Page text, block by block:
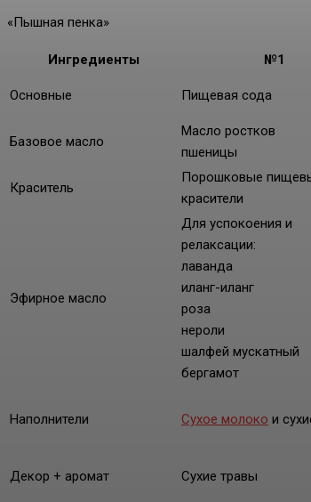
«Пышная пенка»
Ингредиенты №1
Основные Пищевая сода
Базовое масло
Масло ростков
пшеницы
Краситель
Порошковые
красители
Эфирное масло
Для успокоения и
релаксации:
лаванда
иланг-иланг
роза
нероли
шалфей мускатный
бергамот
Наполнители Сухое молоко и
Декор + аромат Сухие травы